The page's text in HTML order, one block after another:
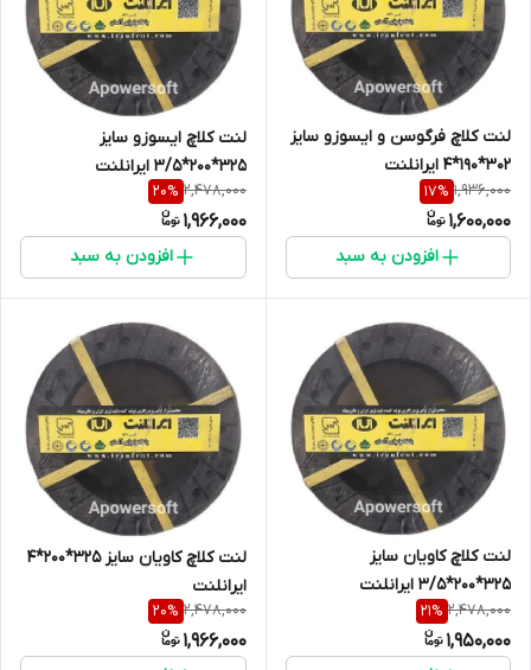
لنت کلاچ فرگوسن و ایسوزو سایز
302*190*4 ایرانلنت
1,936,000
17%
1,600,000
افزودن به سبد
لنت کلاچ ایسوزو سایز
325*200*3/5 ایرانلنت
2,478,000
20%
1,966,000
افزودن به سبد
لنت کلاچ کاویان سایز
325*200*3/5 ایرانلنت
2,478,000
21%
1,950,000
لنت کلاچ کاویان سایز 325*200*4
ایرانلنت
2,478,000
20%
1,966,000